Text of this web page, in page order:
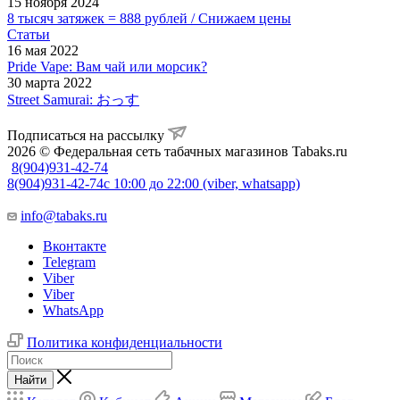
8 тысяч затяжек = 888 рублей / Снижаем цены
Статьи
16 мая 2022
Pride Vape: Вам чай или морсик?
30 марта 2022
Street Samurai: おっす
Подписаться на рассылку
2026 © Федеральная сеть табачных магазинов Tabaks.ru
8(904)931-42-74
8(904)931-42-74с 10:00 до 22:00 (viber, whatsapp)
info@tabaks.ru
Вконтакте
Telegram
Viber
Viber
WhatsApp
Политика конфиденциальности
Найти